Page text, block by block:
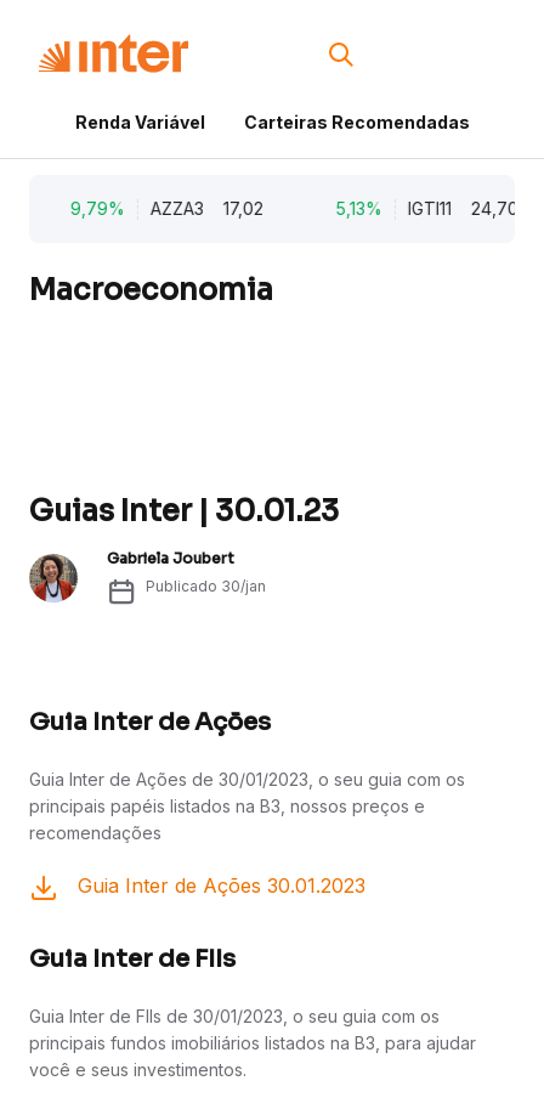
Renda Variável Carteiras Recomendadas
9,79% AZZA3 17,02 5,13% IGTI11 24,70
Macroeconomia
Guias Inter | 30.01.23
Gabriela Joubert
Publicado 30/jan
Guia Inter de Ações
Guia Inter de Ações de 30/01/2023, o seu guia com os
principais papéis listados na B3, nossos preços e
recomendações
Guia Inter de Ações 30.01.2023
Guia Inter de FIIs
Guia Inter de FIIs de 30/01/2023, o seu guia com os
principais fundos imobiliários listados na B3, para ajudar
você e seus investimentos.